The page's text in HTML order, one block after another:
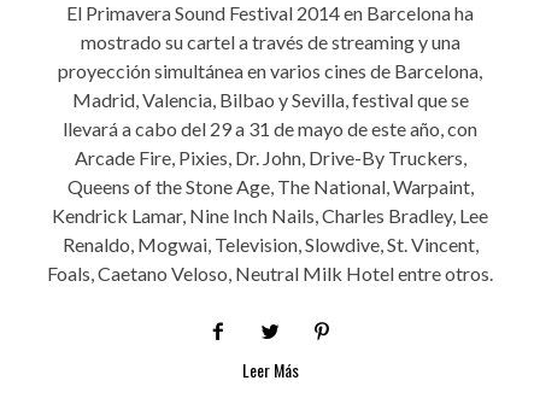
El Primavera Sound Festival 2014 en Barcelona ha
mostrado su cartel a través de streaming y una
proyección simultánea en varios cines de Barcelona,
Madrid, Valencia, Bilbao y Sevilla, festival que se
llevará a cabo del 29 a 31 de mayo de este año, con
Arcade Fire, Pixies, Dr. John, Drive-By Truckers,
Queens of the Stone Age, The National, Warpaint,
Kendrick Lamar, Nine Inch Nails, Charles Bradley, Lee
Renaldo, Mogwai, Television, Slowdive, St. Vincent,
Foals, Caetano Veloso, Neutral Milk Hotel entre otros.
Leer Más